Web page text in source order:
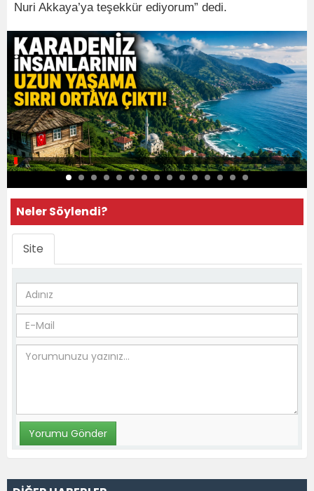
Nuri Akkaya’ya teşekkür ediyorum” dedi.
Neler Söylendi?
Site